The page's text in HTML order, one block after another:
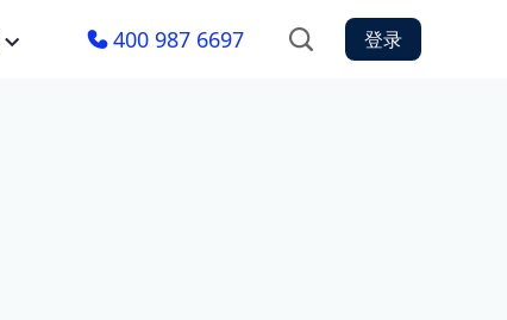
400 987 6697 登录